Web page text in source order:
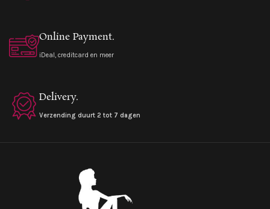
Online Payment.
iDeal, creditcard en meer
Delivery.
Verzending duurt 2 tot 7 dagen